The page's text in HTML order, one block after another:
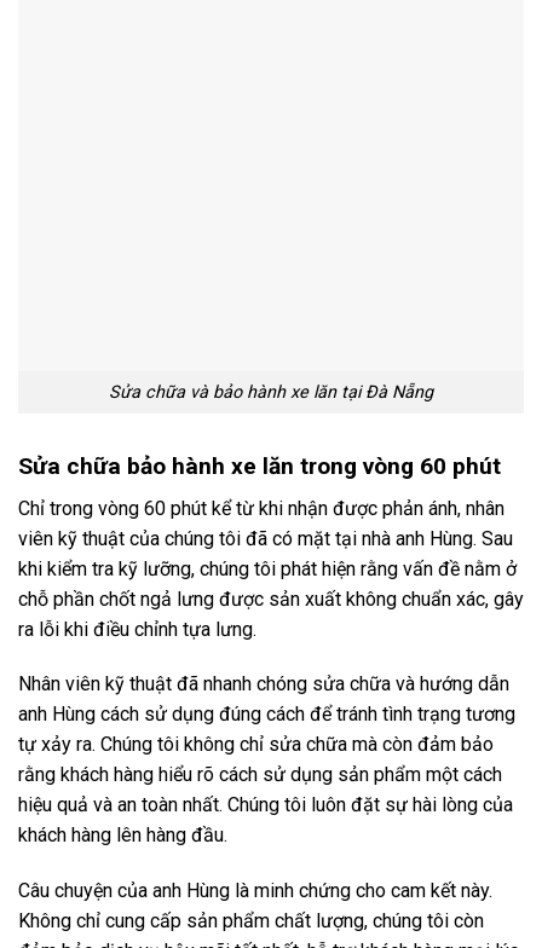
Sửa chữa và bảo hành xe lăn tại Đà Nẵng
Sửa chữa bảo hành xe lăn trong vòng 60 phút
Chỉ trong vòng 60 phút kể từ khi nhận được phản ánh, nhân
viên kỹ thuật của chúng tôi đã có mặt tại nhà anh Hùng. Sau
khi kiểm tra kỹ lưỡng, chúng tôi phát hiện rằng vấn đề nằm ở
chỗ phần chốt ngả lưng được sản xuất không chuẩn xác, gây
ra lỗi khi điều chỉnh tựa lưng.
Nhân viên kỹ thuật đã nhanh chóng sửa chữa và hướng dẫn
anh Hùng cách sử dụng đúng cách để tránh tình trạng tương
tự xảy ra. Chúng tôi không chỉ sửa chữa mà còn đảm bảo
rằng khách hàng hiểu rõ cách sử dụng sản phẩm một cách
hiệu quả và an toàn nhất. Chúng tôi luôn đặt sự hài lòng của
khách hàng lên hàng đầu.
Câu chuyện của anh Hùng là minh chứng cho cam kết này.
Không chỉ cung cấp sản phẩm chất lượng, chúng tôi còn